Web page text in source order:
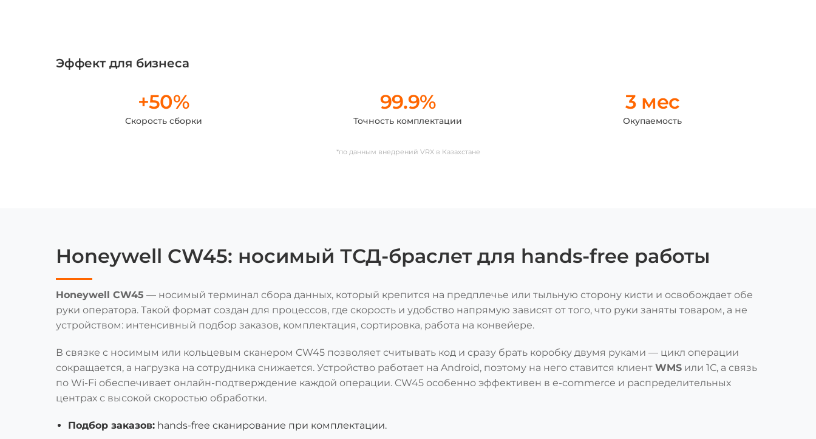
Эффект для бизнеса
+50%
Скорость сборки
99.9%
Точность комплектации
3 мес
Окупаемость
*по данным внедрений VRX в Казахстане
Honeywell CW45: носимый ТСД-браслет для hands-free работы
Honeywell CW45 — носимый терминал сбора данных, который крепится на предплечье или тыльную сторону кисти и освобождает обе
руки оператора. Такой формат создан для процессов, где скорость и удобство напрямую зависят от того, что руки заняты товаром, а не
устройством: интенсивный подбор заказов, комплектация, сортировка, работа на конвейере.
В связке с носимым или кольцевым сканером CW45 позволяет считывать код и сразу брать коробку двумя руками — цикл операции
сокращается, а нагрузка на сотрудника снижается. Устройство работает на Android, поэтому на него ставится клиент WMS или 1С, а связь
по Wi-Fi обеспечивает онлайн-подтверждение каждой операции. CW45 особенно эффективен в e-commerce и распределительных
центрах с высокой скоростью обработки.
Подбор заказов: hands-free сканирование при комплектации.